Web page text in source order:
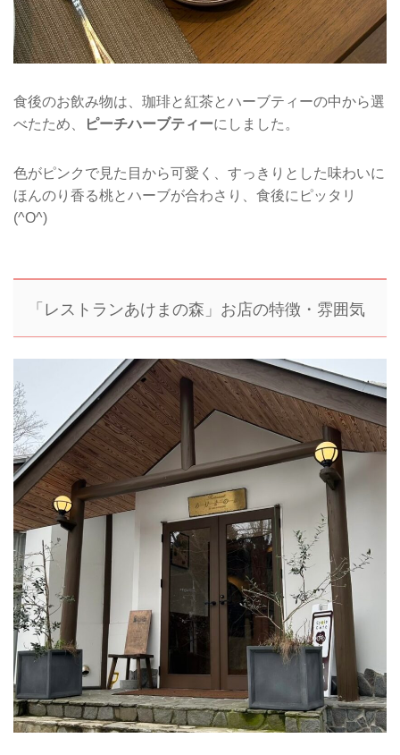
食後のお飲み物は、珈琲と紅茶とハーブティーの中から選
べたため、
ピーチハーブティーにしました。
色がピンクで見た目から可愛く、すっきりとした味わいに
ほんのり香る桃とハーブが合わさり、食後にピッタリ
(^O^)
「レストランあけまの森」お店の特徴・雰囲気